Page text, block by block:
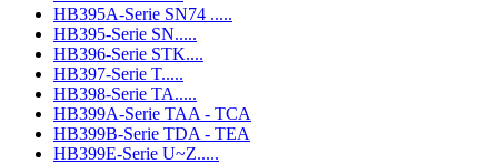
HB395A-Serie SN74 .....
HB395-Serie SN.....
HB396-Serie STK....
HB397-Serie T.....
HB398-Serie TA.....
HB399A-Serie TAA - TCA
HB399B-Serie TDA - TEA
HB399E-Serie U~Z.....